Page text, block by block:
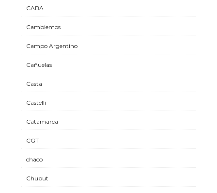
CABA
Cambiemos
Campo Argentino
Cañuelas
Casta
Castelli
Catamarca
CGT
chaco
Chubut